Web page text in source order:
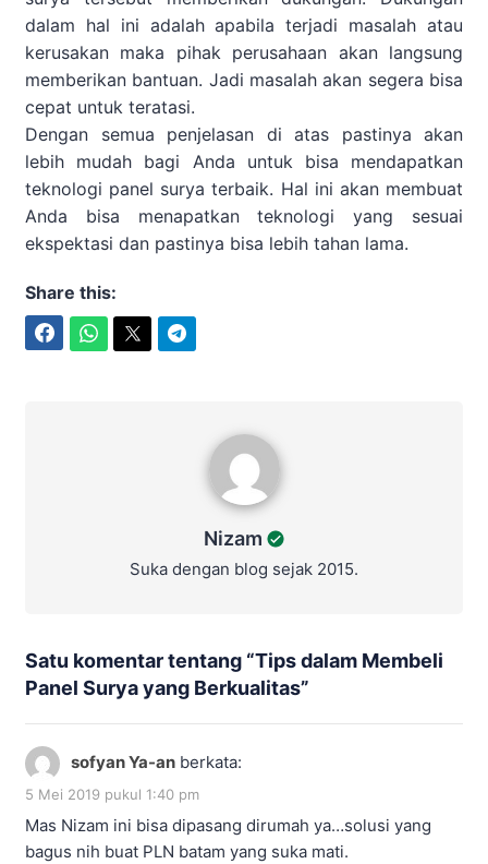
dalam hal ini adalah apabila terjadi masalah atau
kerusakan maka pihak perusahaan akan langsung
memberikan bantuan. Jadi masalah akan segera bisa
cepat untuk teratasi.
Dengan semua penjelasan di atas pastinya akan
lebih mudah bagi Anda untuk bisa mendapatkan
teknologi panel surya terbaik. Hal ini akan membuat
Anda bisa menapatkan teknologi yang sesuai
ekspektasi dan pastinya bisa lebih tahan lama.
Share this:
Nizam
Suka dengan blog sejak 2015.
Satu komentar tentang “Tips dalam Membeli
Panel Surya yang Berkualitas”
sofyan Ya-an berkata:
5 Mei 2019 pukul 1:40 pm
Mas Nizam ini bisa dipasang dirumah ya…solusi yang
bagus nih buat PLN batam yang suka mati.